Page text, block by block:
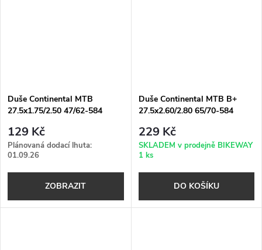
Duše Continental MTB
27.5x1.75/2.50 47/62-584
129 Kč
Plánovaná dodací lhuta:
01.09.26
ZOBRAZIT
Duše Continental MTB B+
27.5x2.60/2.80 65/70-584
229 Kč
SKLADEM v prodejně BIKEWAY
1 ks
DO KOŠÍKU